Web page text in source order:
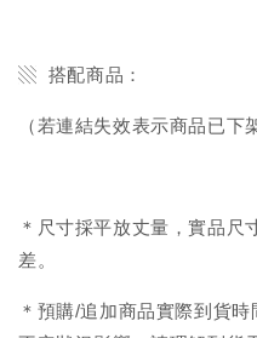
▧ 搭配商品：
（若連結失效表示商品已下
＊尺寸採平放丈量，實品尺
差。
＊預購/追加商品實際到貨